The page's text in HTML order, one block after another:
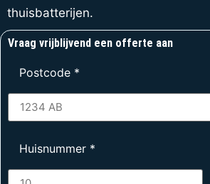
thuisbatterijen.
Vraag vrijblijvend een offerte aan
Postcode *
Huisnummer *